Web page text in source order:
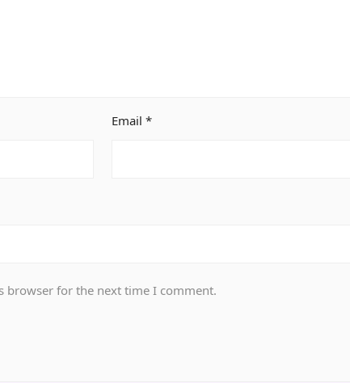
Email *
browser for the next time I comment.